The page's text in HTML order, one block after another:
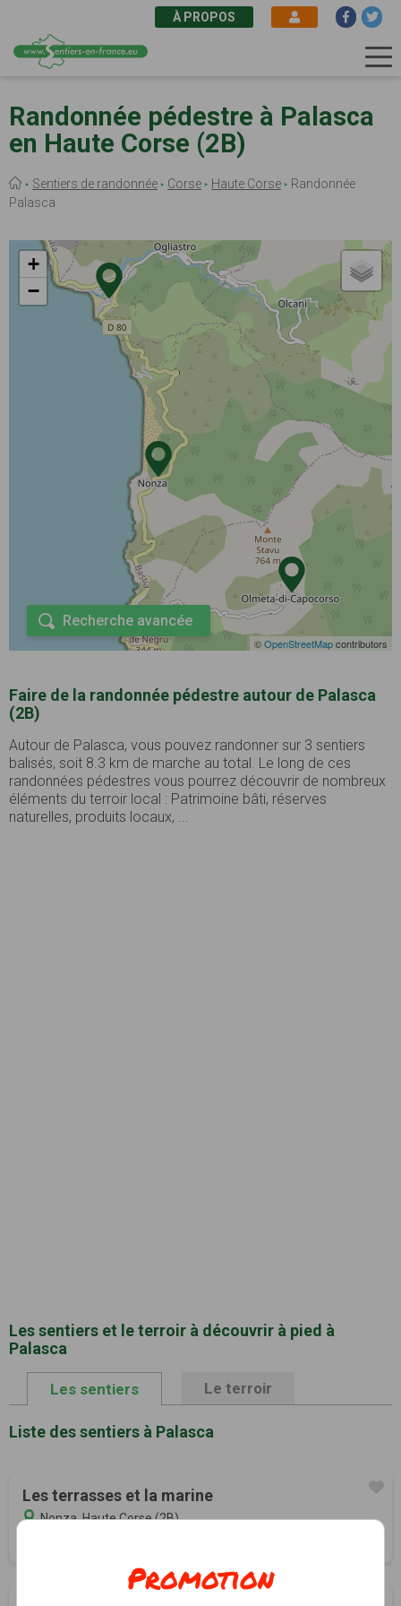
au
contenu
principal
À PROPOS
Randonnée pédestre à Palasca
en Haute Corse (2B)
Fil
d'Ariane
Sentiers de randonnée Corse Haute Corse
Randonnée
Palasca
+
−
©OpenStreetMapcontributors
Recherche avancée
Faire de la randonnée pédestre autour de Palasca
(2B)
Autour de Palasca, vous pouvez randonner sur 3 sentiers
balisés, soit 8.3 km de marche au total. Le long de ces
randonnées pédestres vous pourrez découvrir de nombreux
éléments du terroir local : Patrimoine bâti, réserves
naturelles, produits locaux, ...
Les sentiers et le terroir à découvrir à pied à
Palasca
Les sentiers Le terroir
Liste des sentiers à Palasca
Les terrasses et la marine
Nonza, Haute Corse (2B)
Promotion